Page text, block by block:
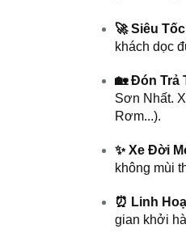
🚀 Siêu
khách dọc
🏡 Đón Trả
Sơn Nhất.
Rơm...).
✨ Xe Đời
không mùi
⏰ Linh
gian khởi